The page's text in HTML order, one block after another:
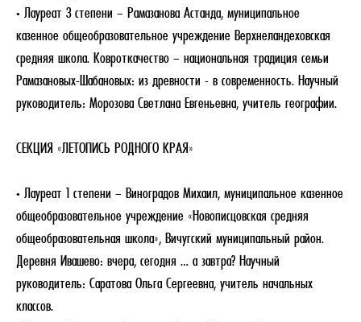
• Лауреат 3 степени – Рамазанова Астанда, муниципальное
казенное общеобразовательное учреждение Верхнеландеховская
средняя школа. Ковроткачество – национальная традиция семьи
Рамазановых-Шабановых: из древности - в современность. Научный
руководитель: Морозова Светлана Евгеньевна, учитель географии.
СЕКЦИЯ «ЛЕТОПИСЬ РОДНОГО КРАЯ»
• Лауреат 1 степени – Виноградов Михаил, муниципальное казенное
общеобразовательное учреждение «Новописцовская средняя
общеобразовательная школа», Вичугский муниципальный район.
Деревня Ивашево: вчера, сегодня … а завтра? Научный
руководитель: Саратова Ольга Сергеевна, учитель начальных
классов.